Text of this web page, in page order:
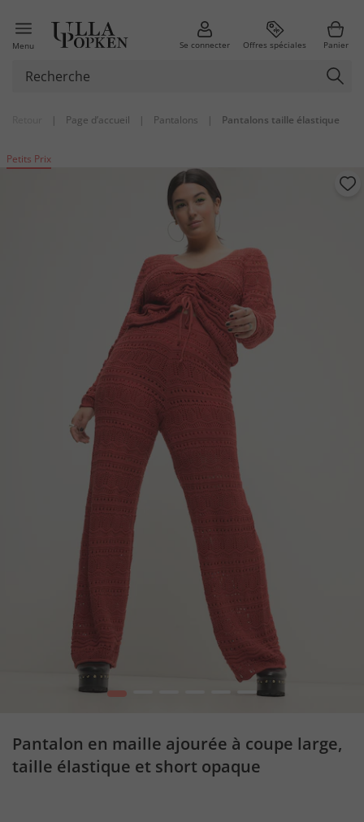
Menu Se connecter Offres spéciales Panier
| Page d’accueil | Pantalons | Pantalons taille élastique
Petits Prix
1 6
Pantalon en maille ajourée à coupe large,
taille élastique et short opaque